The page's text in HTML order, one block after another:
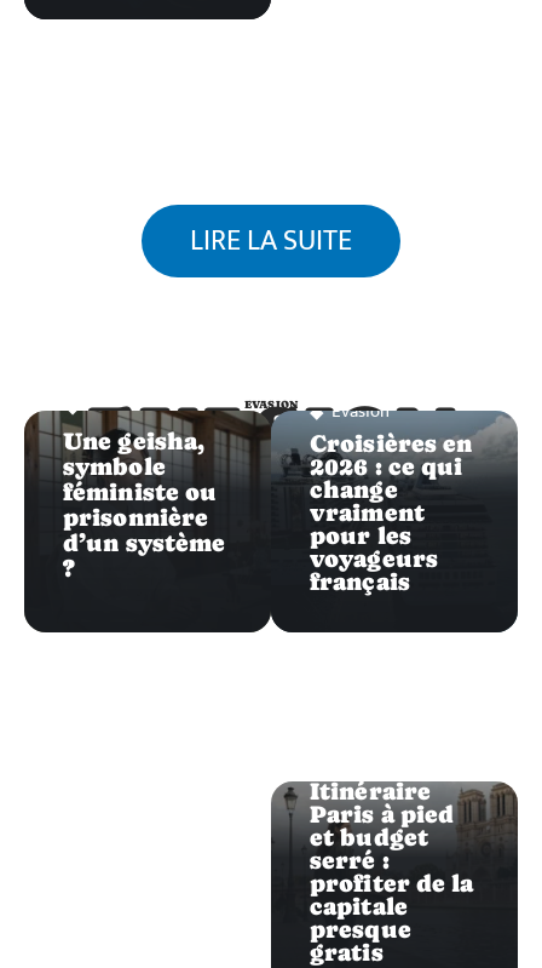
LIRE LA SUITE
EVASION
EVASION
Evasion
Une geisha,
symbole
féministe ou
prisonnière
d’un système
?
Evasion
Croisières en
2026 : ce qui
change
vraiment
pour les
voyageurs
français
Itinéraire
Paris à pied
et budget
serré :
profiter de la
capitale
presque
gratis